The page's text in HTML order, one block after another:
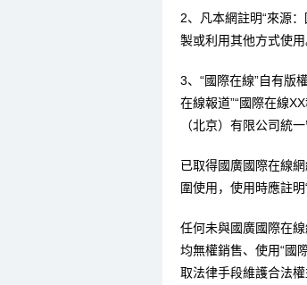
2、凡本網註明“來源
製或利用其他方式使用
3、“國際在線”自有版
在線報道”“國際在線
（北京）有限公司統
已取得國廣國際在線
圍使用，使用時應註
任何未與國廣國際在
均無權銷售、使用“國
取法律手段維護合法